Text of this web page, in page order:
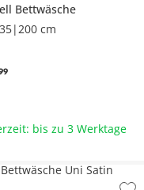
Bettwäsche
cm
bis zu 3 Werktage
Uni Satin